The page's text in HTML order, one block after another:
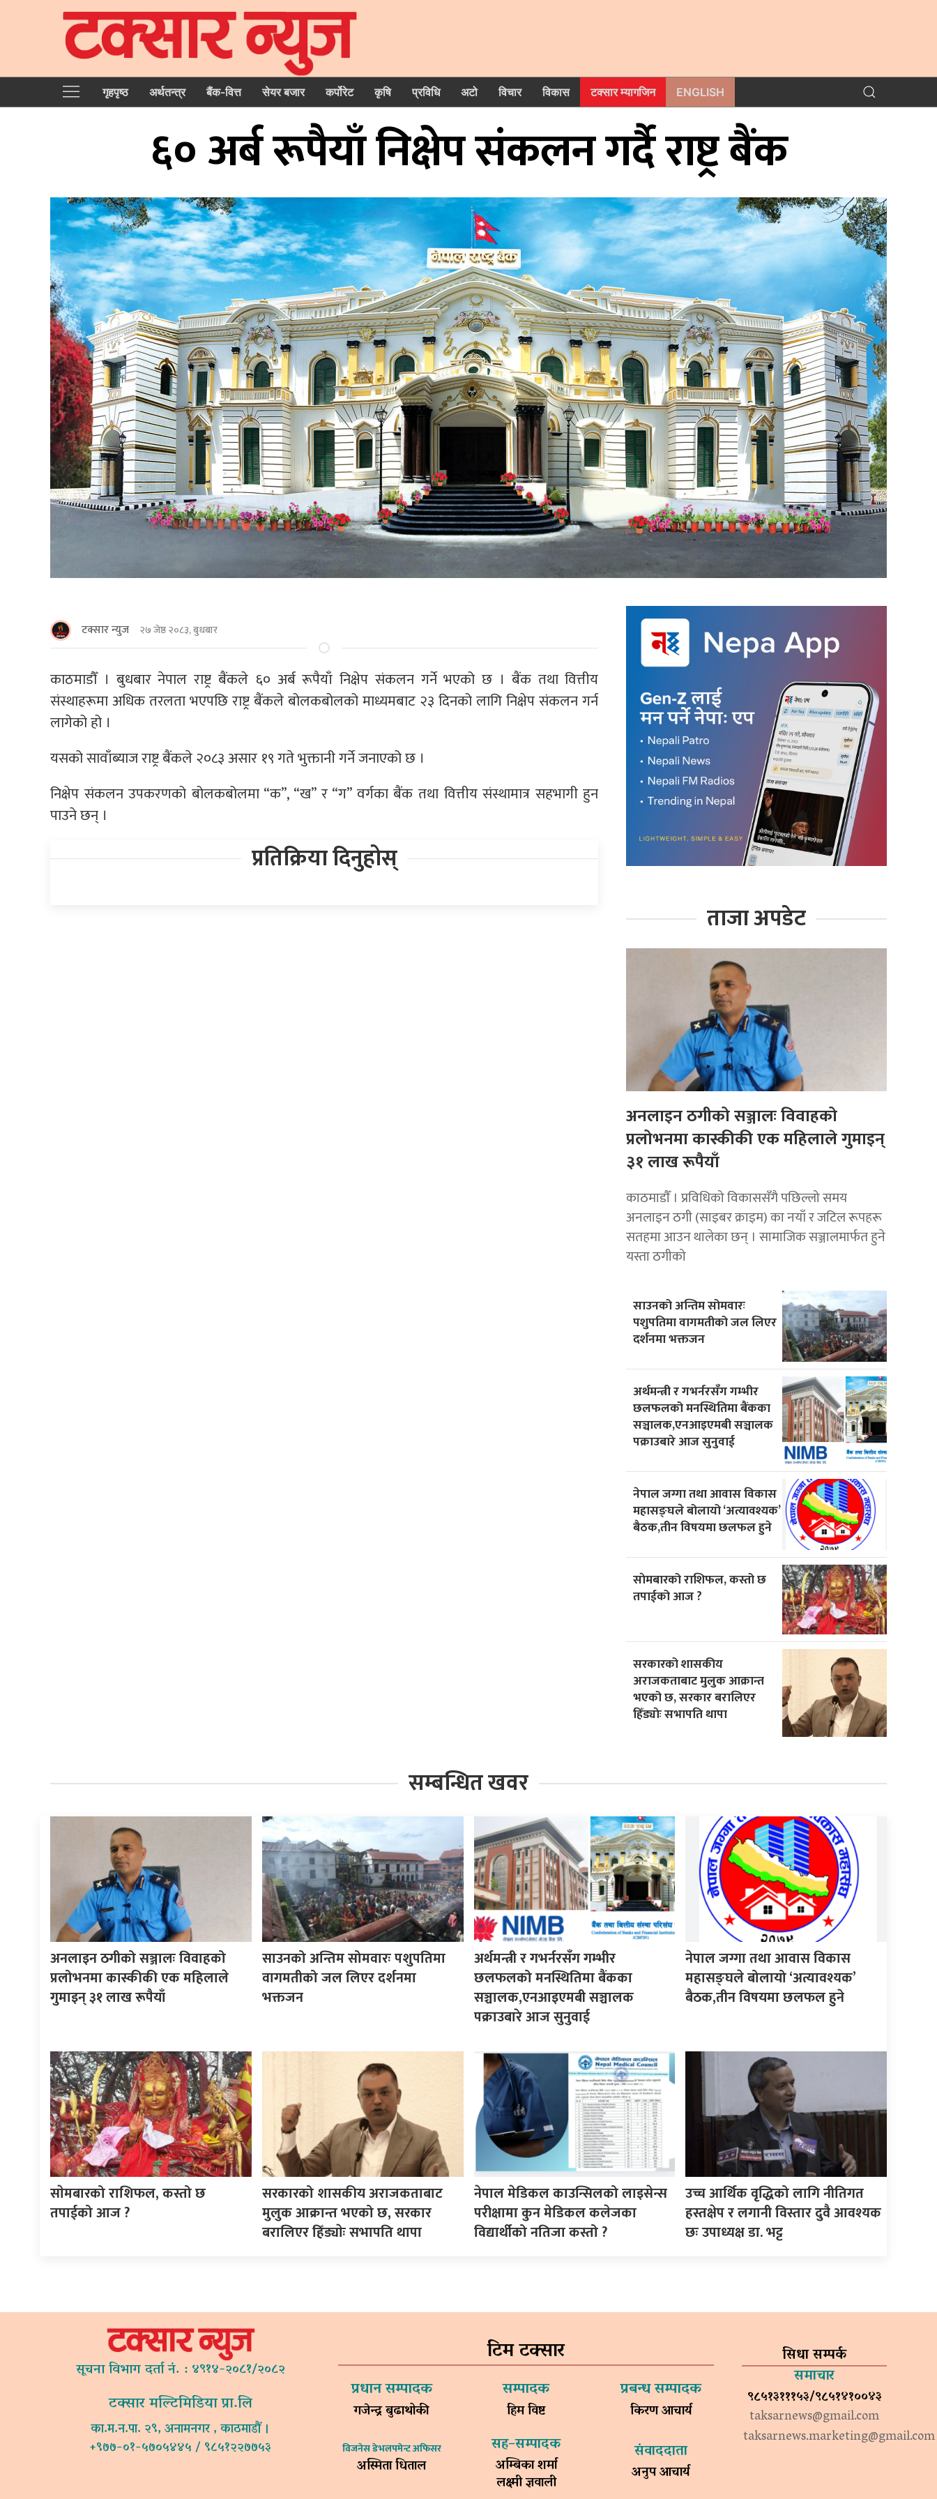
गृहपृष्‍ठ अर्थतन्त्र बैंक-वित्त सेयर बजार कर्पोरेट कृषि प्रविधि अटो विचार विकास टक्सार म्यागजिन ENGLISH
६० अर्ब रूपैयाँ निक्षेप संकलन गर्दै राष्ट्र बैंक
टक्सार न्युज २७ जेष्ठ २०८३, बुधबार
काठमाडौँ । बुधबार नेपाल राष्ट्र बैंकले ६० अर्ब रूपैयाँ निक्षेप संकलन गर्ने भएको छ । बैंक तथा वित्तीय
संस्थाहरूमा अधिक तरलता भएपछि राष्ट्र बैंकले बोलकबोलको माध्यमबाट २३ दिनको लागि निक्षेप संकलन गर्न
लागेको हो ।
यसको सावाँब्याज राष्ट्र बैंकले २०८३ असार १९ गते भुक्तानी गर्ने जनाएको छ ।
निक्षेप संकलन उपकरणको बोलकबोलमा “क”, “ख” र “ग” वर्गका बैंक तथा वित्तीय संस्थामात्र सहभागी हुन
पाउने छन् ।
प्रतिक्रिया दिनुहोस्
ताजा अपडेट
अनलाइन ठगीको सञ्जालः विवाहको
प्रलोभनमा कास्कीकी एक महिलाले गुमाइन्
३१ लाख रूपैयाँ
काठमाडाैँ । प्रविधिको विकाससँगै पछिल्लो समय
अनलाइन ठगी (साइबर क्राइम) का नयाँ र जटिल रूपहरू
सतहमा आउन थालेका छन् । सामाजिक सञ्जालमार्फत हुने
यस्ता ठगीको
साउनको अन्तिम सोमवारः
पशुपतिमा वागमतीको जल लिएर
दर्शनमा भक्तजन
अर्थमन्त्री र गभर्नरसँग गम्भीर
छलफलको मनस्थितिमा बैंकका
सञ्चालक,एनआइएमबी सञ्चालक
पक्राउबारे आज सुनुवाई
नेपाल जग्गा तथा आवास विकास
महासङ्घले बोलायो ‘अत्यावश्यक’
बैठक,तीन विषयमा छलफल हुने
साेमबारको राशिफल, कस्तो छ
तपाईको आज ?
सरकारको शासकीय
अराजकताबाट मुलुक आक्रान्त
भएको छ, सरकार बरालिएर
हिँड्याेः सभापति थापा
सम्बन्धित खवर
अनलाइन ठगीको सञ्जालः विवाहको
प्रलोभनमा कास्कीकी एक महिलाले
गुमाइन् ३१ लाख रूपैयाँ
साउनको अन्तिम सोमवारः पशुपतिमा
वागमतीको जल लिएर दर्शनमा
भक्तजन
अर्थमन्त्री र गभर्नरसँग गम्भीर
छलफलको मनस्थितिमा बैंकका
सञ्चालक,एनआइएमबी सञ्चालक
पक्राउबारे आज सुनुवाई
नेपाल जग्गा तथा आवास विकास
महासङ्घले बोलायो ‘अत्यावश्यक’
बैठक,तीन विषयमा छलफल हुने
साेमबारको राशिफल, कस्तो छ
तपाईको आज ?
सरकारको शासकीय अराजकताबाट
मुलुक आक्रान्त भएको छ, सरकार
बरालिएर हिँड्याेः सभापति थापा
नेपाल मेडिकल काउन्सिलको लाइसेन्स
परीक्षामा कुन मेडिकल कलेजका
विद्यार्थीको नतिजा कस्तो ?
उच्च आर्थिक वृद्धिको लागि नीतिगत
हस्तक्षेप र लगानी विस्तार दुवै आवश्यक
छः उपाध्यक्ष डा. भट्ट
सूचना विभाग दर्ता नं. : ४९१४-२०८१/२०८२
टक्सार मल्टिमिडिया प्रा.लि
का.म.न.पा. २९, अनामनगर , काठमाडौं ।
+९७७-०१-५७०५४४५ / ९८५१२२७७५३
टिम टक्सार
प्रधान सम्पादक
गजेन्द्र बुढाथोकी
सम्पादक
हिम विष्ट
प्रबन्ध सम्पादक
किरण आचार्य
विजनेस डेभलपमेन्ट अफिसर
अस्मिता धिताल
सह–सम्पादक
अम्बिका शर्मा
लक्ष्मी ज्ञवाली
संवाददाता
अनुप आचार्य
सिधा सम्पर्क
समाचार
९८५१३१११५३/९८५१४१००४३
taksarnews@gmail.com
taksarnews.marketing@gmail.com